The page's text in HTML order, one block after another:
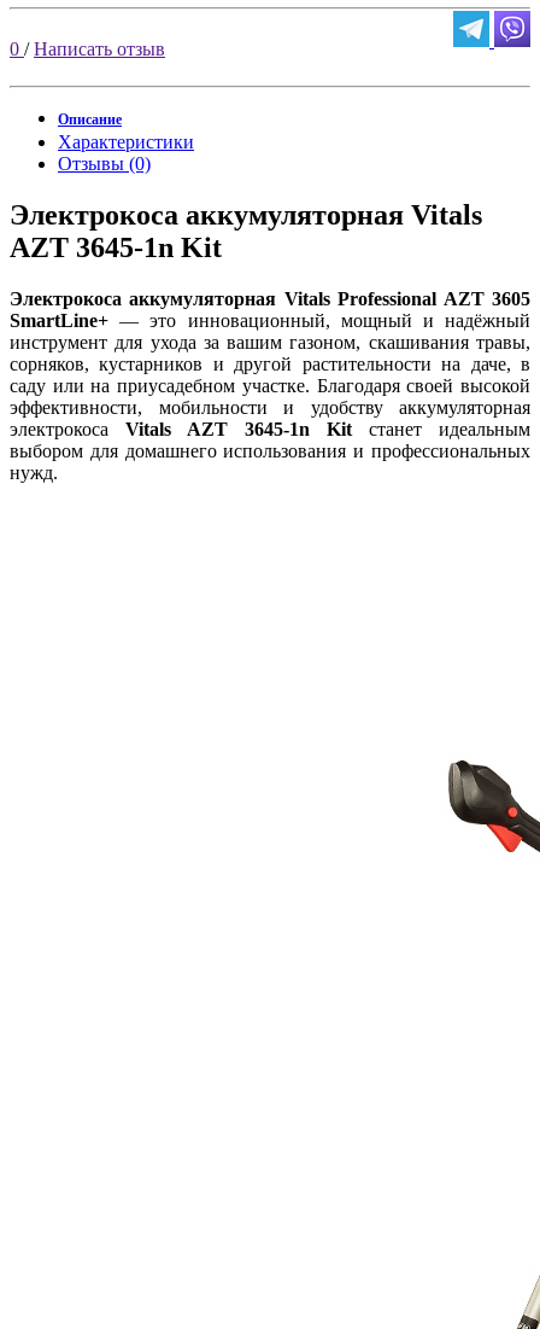
0 /Написать отзыв
Описание
Характеристики
Отзывы (0)
Электрокоса аккумуляторная Vitals
AZT 3645-1n Kit
Электрокоса аккумуляторная Vitals Professional AZT 3605
SmartLine+ — это инновационный, мощный и надёжный
инструмент для ухода за вашим газоном, скашивания травы,
сорняков, кустарников и другой растительности на даче, в
саду или на приусадебном участке. Благодаря своей высокой
эффективности, мобильности и удобству аккумуляторная
электрокоса Vitals AZT 3645-1n Kit станет идеальным
выбором для домашнего использования и профессиональных
нужд.